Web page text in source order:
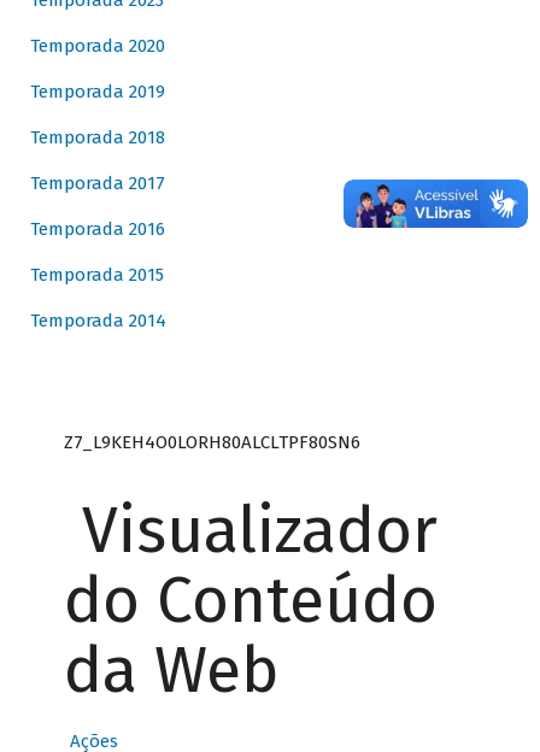
Temporada 2020
Temporada 2019
Temporada 2018
Temporada 2017
Temporada 2016
Temporada 2015
Temporada 2014
Z7_L9KEH4O0LORH80ALCLTPF80SN6
Visualizador
do Conteúdo
da Web
Ações